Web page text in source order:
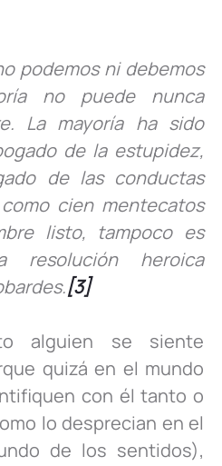
podemos ni debemos
no puede nunca
La mayoría ha sido
de la estupidez,
de las conductas
cien mentecatos
listo, tampoco es
resolución heroica
[3]
alguien se siente
quizá en el mundo
con él tanto o
lo desprecian en el
de los sentidos),